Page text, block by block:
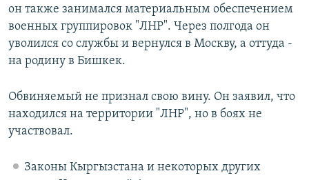
он также занимался материальным обеспечением
военных группировок "ЛНР". Через полгода он
уволился со службы и вернулся в Москву, а оттуда -
на родину в Бишкек.
Обвиняемый не признал свою вину. Он заявил, что
находился на территории "ЛНР", но в боях не
участвовал.
Законы Кыргызстана и некоторых других